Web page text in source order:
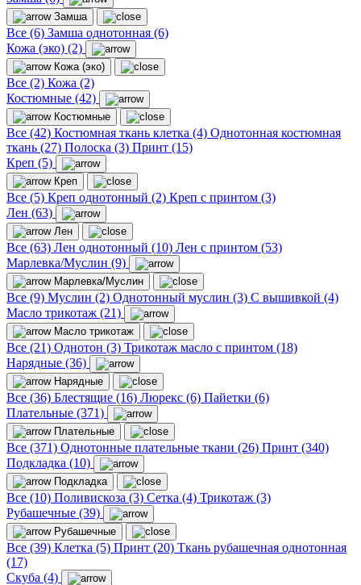
Замша
Все (6) Замша однотонная (6)
Кожа (эко) (2)
Кожа (эко)
Все (2) Кожа (2)
Костюмные (42)
Костюмные
Все (42) Костюмная ткань клетка (4) Однотонная костюмная
ткань (27) Полоска (3) Принт (15)
Креп (5)
Креп
Все (5) Креп однотонный (2) Креп с принтом (3)
Лен (63)
Лен
Все (63) Лен однотонный (10) Лен с принтом (53)
Марлевка/Муслин (9)
Марлевка/Муслин
Все (9) Муслин (2) Однотонный муслин (3) С вышивкой (4)
Масло трикотаж (21)
Масло трикотаж
Все (21) Однотон (3) Трикотаж масло с принтом (18)
Нарядные (36)
Нарядные
Все (36) Блестящие (16) Люрекс (6) Пайетки (6)
Плательные (371)
Плательные
Все (371) Однотонные плательные ткани (26) Принт (340)
Подкладка (10)
Подкладка
Все (10) Поливискоза (3) Сетка (4) Трикотаж (3)
Рубашечные (39)
Рубашечные
Все (39) Клетка (5) Принт (20) Ткань рубашечная однотонная
(17)
Скуба (4)